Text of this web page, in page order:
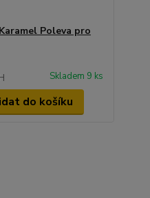
Poleva pro
Skladem 9 ks
do košíku